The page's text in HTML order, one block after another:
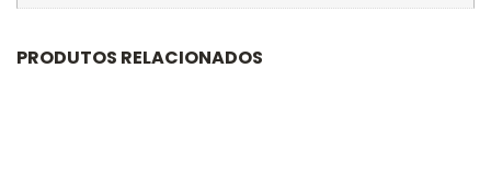
PRODUTOS RELACIONADOS